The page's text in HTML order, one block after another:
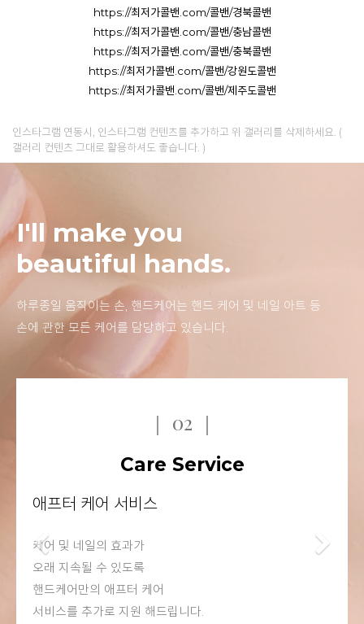
https://최저가콜밴.com/콜밴/경북콜밴
https://최저가콜밴.com/콜밴/충남콜밴
https://최저가콜밴.com/콜밴/충북콜밴
https://최저가콜밴.com/콜밴/강원도콜밴
https://최저가콜밴.com/콜밴/제주도콜밴
인스타그램 연동시, 인스타그램 컨텐츠를 추가하고 위 갤러리를 삭제하세요. (
갤러리 컨텐츠 그대로 활용하셔도 좋습니다. )
I'll make you
beautiful hands.
하루종일 움직이는 손, 핸드케어는 핸드 케어 및 네일 아트 등
손에 관한 모든 케어를 담당하고 있습니다.
｜ 03 ｜
High Line
고급 라인 브랜드
핸드케어에서 쓰는 모든 제품은
하이 브랜드의 제품을 사용해
고객님께 더 깊은 신뢰와
만족을 드리고 있습니다.
Previous